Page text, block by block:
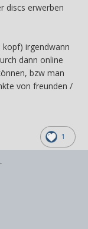
discs erwerben
kopf) irgendwann
dann online
bzw man
von freunden /
1